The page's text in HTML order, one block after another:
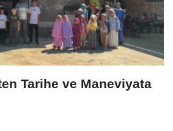
Tarihe ve Maneviyata